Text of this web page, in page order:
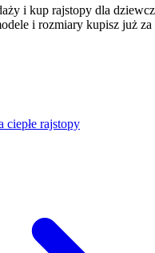
i kup rajstopy dla
i rozmiary kupisz już za
ciepłe rajstopy